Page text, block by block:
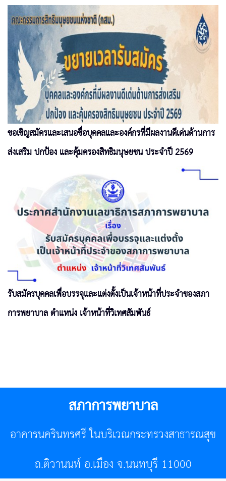
ขอเชิญสมัครและเสนอชื่อบุคคลและองค์กรที่มีผลงานดีเด่นด้านการ
ส่งเสริม ปกป้อง และคุ้มครองสิทธิมนุษยชน ประจำปี 2569
รับสมัครบุคคลเพื่อบรรจุและแต่งตั้งเป็นเจ้าหน้าที่ประจำของสภา
การพยาบาล ตำแหน่ง เจ้าหน้าที่วิเทศสัมพันธ์
สภาการพยาบาล
อาคารนครินทรศรี ในบริเวณกระทรวงสาธารณสุข
ถ.ติวานนท์ อ.เมือง จ.นนทบุรี 11000